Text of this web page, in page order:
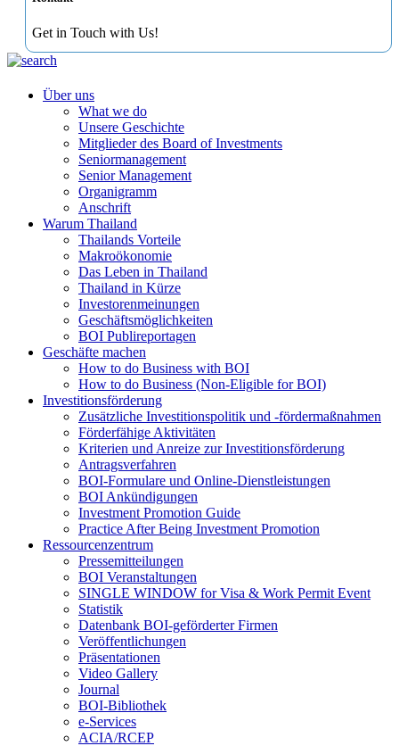
Get in Touch with Us!
Über uns
What we do
Unsere Geschichte
Mitglieder des Board of Investments
Seniormanagement
Senior Management
Organigramm
Anschrift
Warum Thailand
Thailands Vorteile
Makroökonomie
Das Leben in Thailand
Thailand in Kürze
Investorenmeinungen
Geschäftsmöglichkeiten
BOI Publireportagen
Geschäfte machen
How to do Business with BOI
How to do Business (Non-Eligible for BOI)
Investitionsförderung
Zusätzliche Investitionspolitik und -fördermaßnahmen
Förderfähige Aktivitäten
Kriterien und Anreize zur Investitionsförderung
Antragsverfahren
BOI-Formulare und Online-Dienstleistungen
BOI Ankündigungen
Investment Promotion Guide
Practice After Being Investment Promotion
Ressourcenzentrum
Pressemitteilungen
BOI Veranstaltungen
SINGLE WINDOW for Visa & Work Permit Event
Statistik
Datenbank BOI-geförderter Firmen
Veröffentlichungen
Präsentationen
Video Gallery
Journal
BOI-Bibliothek
e-Services
ACIA/RCEP